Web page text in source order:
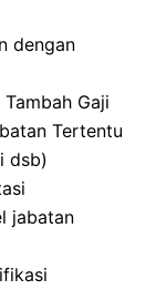
dengan
Gaji
Tertentu
dsb)
jabatan